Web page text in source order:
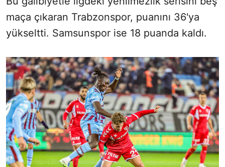
maça çıkaran Trabzonspor, puanını 36'ya
yükseltti. Samsunspor ise 18 puanda kaldı.